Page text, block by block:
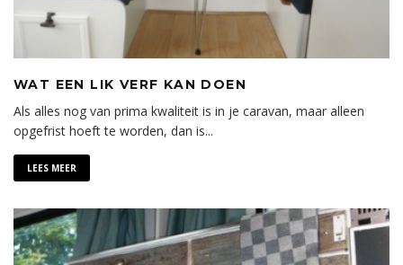
WAT EEN LIK VERF KAN DOEN
Als alles nog van prima kwaliteit is in je caravan, maar alleen
opgefrist hoeft te worden, dan is...
LEES MEER